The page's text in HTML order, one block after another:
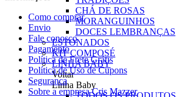
CHÁ DE ROSAS
MORANGUINHOS
DOCES LEMBRANÇAS
ESTONADOS
KIT COMPOSÉ
LINHA BABY
Voltar
Linha Baby
Como comprar
Envio
Fale conosco
Pagamento
Política de Frete Grátis
Política de Uso de Cupons
Seguranca
Sobre a empresa Cris Mazzer